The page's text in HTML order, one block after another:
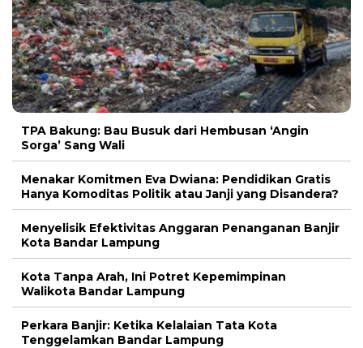
TPA Bakung: Bau Busuk dari Hembusan ‘Angin
Sorga’ Sang Wali
Menakar Komitmen Eva Dwiana: Pendidikan Gratis
Hanya Komoditas Politik atau Janji yang Disandera?
Menyelisik Efektivitas Anggaran Penanganan Banjir
Kota Bandar Lampung
Kota Tanpa Arah, Ini Potret Kepemimpinan
Walikota Bandar Lampung
Perkara Banjir: Ketika Kelalaian Tata Kota
Tenggelamkan Bandar Lampung